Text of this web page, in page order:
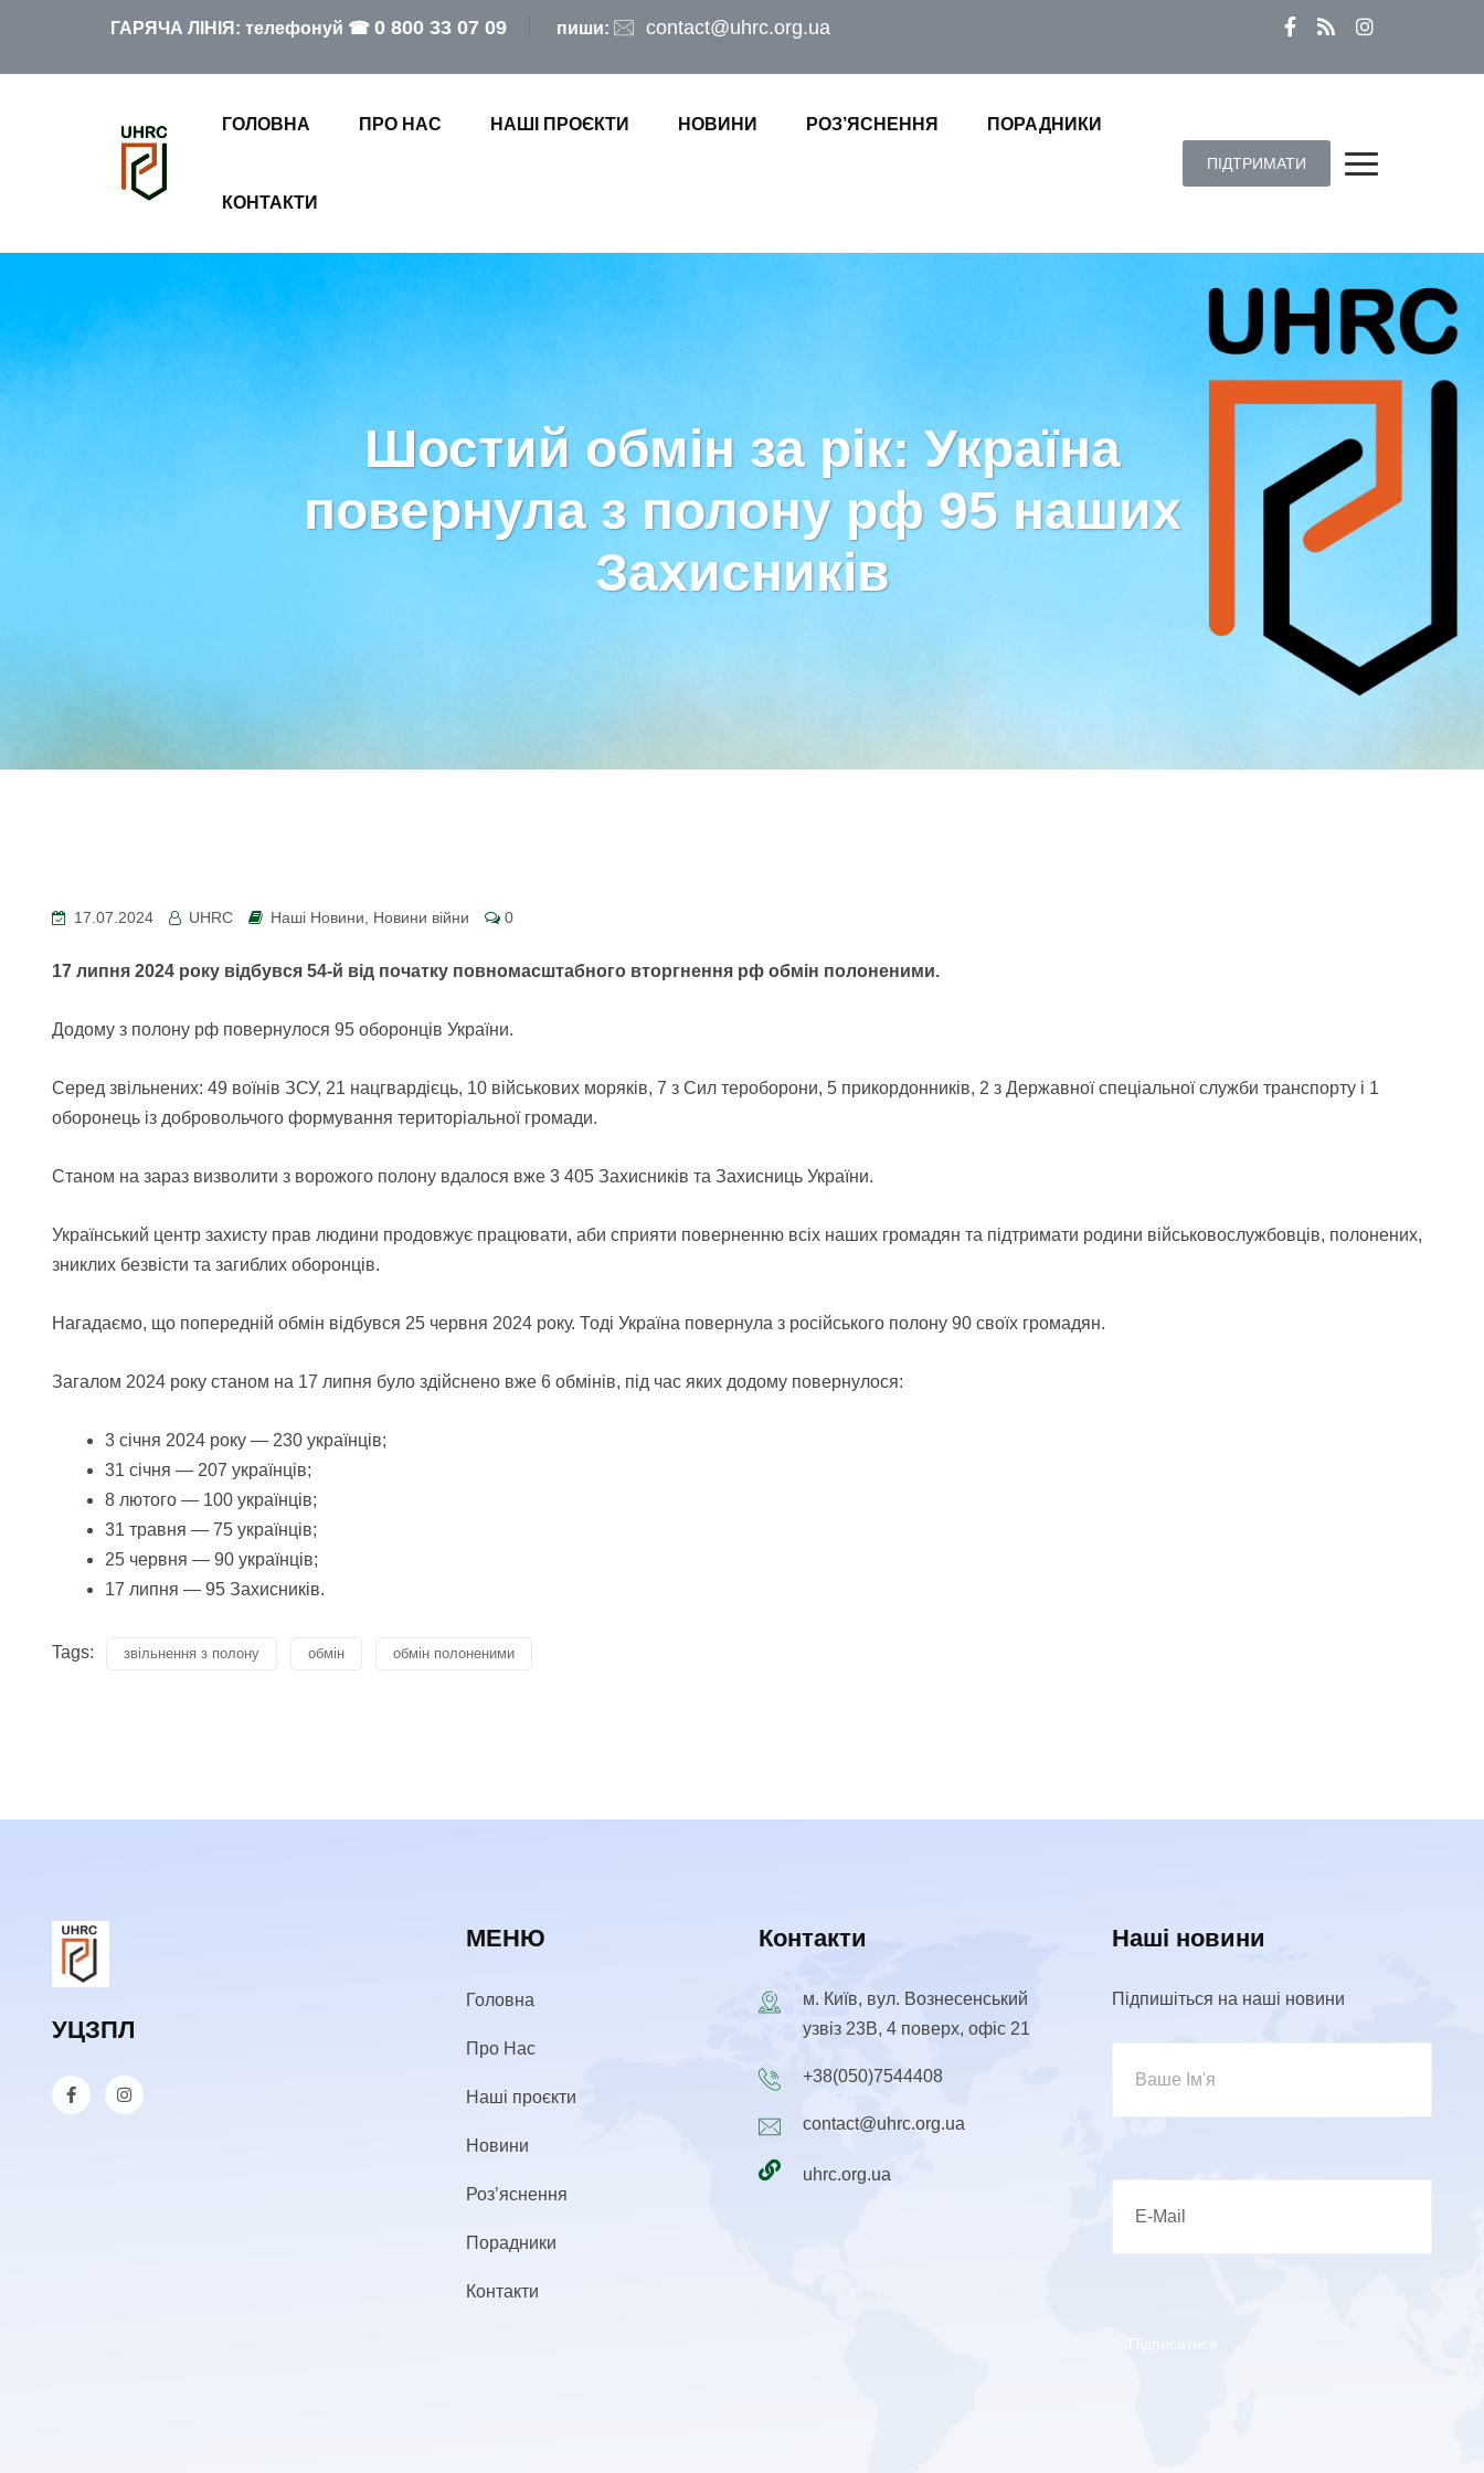
ГАРЯЧА ЛІНІЯ: телефонуй ☎ 0 800 33 07 09 пиши: contact@uhrc.org.ua
ГОЛОВНА ПРО НАС НАШІ ПРОЄКТИ НОВИНИ РОЗ’ЯСНЕННЯ ПОРАДНИКИ
КОНТАКТИ
ПІДТРИМАТИ
Шостий обмін за рік: Україна
повернула з полону рф 95 наших
Захисників
17.07.2024 UHRC Наші Новини Новини війни 0
17 липня 2024 року відбувся 54-й від початку повномасштабного вторгнення рф обмін полоненими.
Додому з полону рф повернулося 95 оборонців України.
Серед звільнених: 49 воїнів ЗСУ, 21 нацгвардієць, 10 військових моряків, 7 з Сил тероборони, 5 прикордонників, 2 з Державної спеціальної служби транспорту і 1
оборонець із добровольчого формування територіальної громади.
Станом на зараз визволити з ворожого полону вдалося вже 3 405 Захисників та Захисниць України.
Український центр захисту прав людини продовжує працювати, аби сприяти поверненню всіх наших громадян та підтримати родини військовослужбовців, полонених,
зниклих безвісти та загиблих оборонців.
Нагадаємо, що попередній обмін відбувся 25 червня 2024 року. Тоді Україна повернула з російського полону 90 своїх громадян.
Загалом 2024 року станом на 17 липня було здійснено вже 6 обмінів, під час яких додому повернулося:
3 січня 2024 року — 230 українців;
31 січня — 207 українців;
8 лютого — 100 українців;
31 травня — 75 українців;
25 червня — 90 українців;
17 липня — 95 Захисників.
Tags: звільнення з полону обмін обмін полоненими
УЦЗПЛ
МЕНЮ
Головна
Про Нас
Наші проєкти
Новини
Роз’яснення
Порадники
Контакти
Контакти
м. Київ, вул. Вознесенський
узвіз 23В, 4 поверх, офіс 21
+38(050)7544408
contact@uhrc.org.ua
uhrc.org.ua
Наші новини
Підпишіться на наші новини